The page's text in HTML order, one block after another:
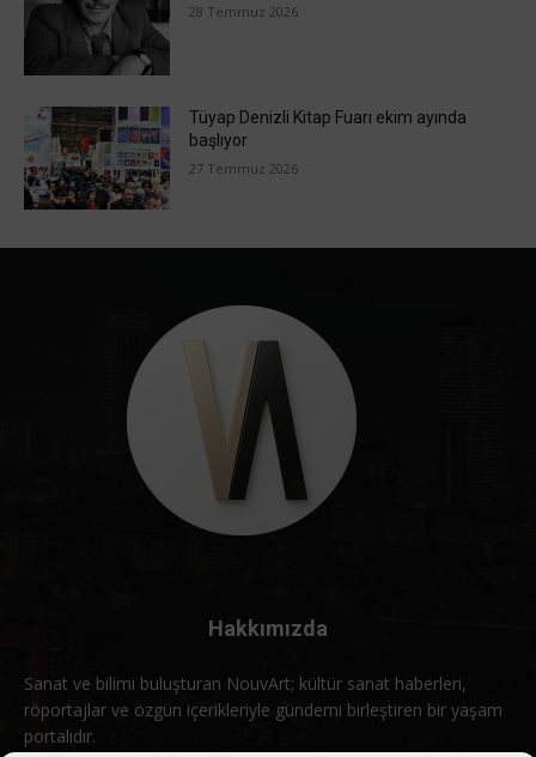
28 Temmuz 2026
Tüyap Denizli Kitap Fuarı ekim ayında
başlıyor
27 Temmuz 2026
Hakkımızda
Sanat ve bilimi buluşturan NouvArt; kültür sanat haberleri,
röportajlar ve özgün içerikleriyle gündemi birleştiren bir yaşam
portalıdır.